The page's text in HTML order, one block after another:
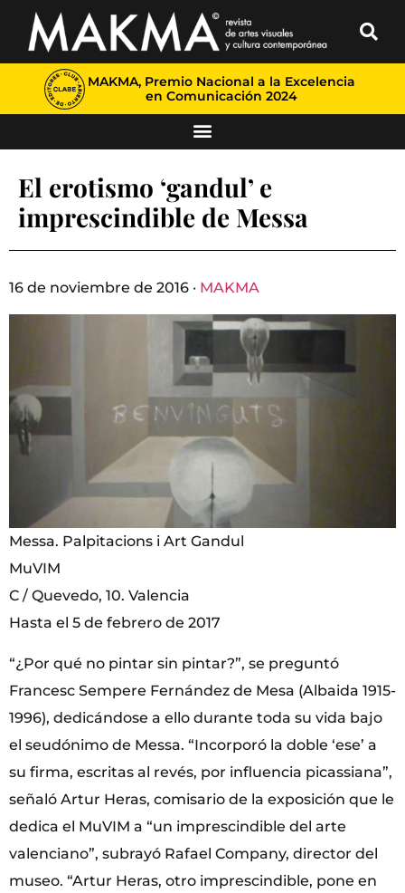
MAKMA, Premio Nacional a la Excelencia
en Comunicación 2024
El erotismo ‘gandul’ e
imprescindible de Messa
16 de noviembre de 2016 · MAKMA
Messa. Palpitacions i Art Gandul
MuVIM
C / Quevedo, 10. Valencia
Hasta el 5 de febrero de 2017
“¿Por qué no pintar sin pintar?”, se preguntó
Francesc Sempere Fernández de Mesa (Albaida 1915-
1996), dedicándose a ello durante toda su vida bajo
el seudónimo de Messa. “Incorporó la doble ‘ese’ a
su firma, escritas al revés, por influencia picassiana”,
señaló Artur Heras, comisario de la exposición que le
dedica el MuVIM a “un imprescindible del arte
valenciano”, subrayó Rafael Company, director del
museo. “Artur Heras, otro imprescindible, pone en